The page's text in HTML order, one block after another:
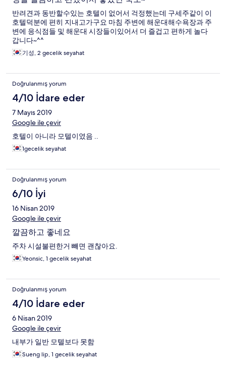
반려견과 동반할수있는 호텔이 없어서 걱정했는데 구세주같이 이
호텔덕분에 편히 지내고가구요 마침 주변에 해운대해수욕장과 주
변에 응식점들 및 해운대 시장들이있어서 더 즐겁고 편하게 놀다
갑니다~^^
기성, 2 gecelik seyahat
Doğrulanmış yorum
4/10 İdare eder
7 Mayıs 2019
Google ile çevir
호텔이 아니라 모텔이였음 ..
1gecelik seyahat
Doğrulanmış yorum
6/10 İyi
16 Nisan 2019
Google ile çevir
깔끔하고 좋네요
주차 시설불편한거 뺴면 괜찮아요.
Yeonsic, 1 gecelik seyahat
Doğrulanmış yorum
4/10 İdare eder
6 Nisan 2019
Google ile çevir
내부가 일반 모텔보다 못함
Sueng lip, 1 gecelik seyahat